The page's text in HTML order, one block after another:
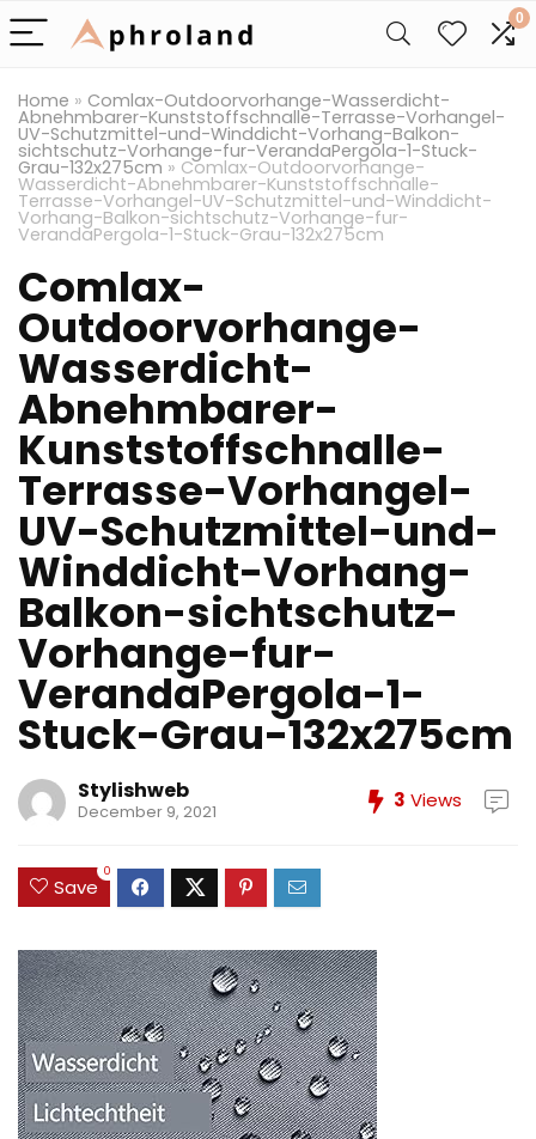
0
Home » Comlax-Outdoorvorhange-Wasserdicht-
Abnehmbarer-Kunststoffschnalle-Terrasse-Vorhangel-
UV-Schutzmittel-und-Winddicht-Vorhang-Balkon-
sichtschutz-Vorhange-fur-VerandaPergola-1-Stuck-
Grau-132x275cm » Comlax-Outdoorvorhange-
Wasserdicht-Abnehmbarer-Kunststoffschnalle-
Terrasse-Vorhangel-UV-Schutzmittel-und-Winddicht-
Vorhang-Balkon-sichtschutz-Vorhange-fur-
VerandaPergola-1-Stuck-Grau-132x275cm
Comlax-
Outdoorvorhange-
Wasserdicht-
Abnehmbarer-
Kunststoffschnalle-
Terrasse-Vorhangel-
UV-Schutzmittel-und-
Winddicht-Vorhang-
Balkon-sichtschutz-
Vorhange-fur-
VerandaPergola-1-
Stuck-Grau-132x275cm
Stylishweb
December 9, 2021 3 Views
Save
0